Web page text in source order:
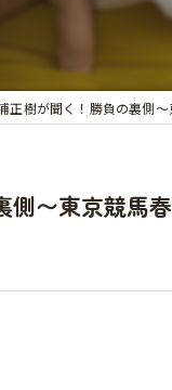
正樹が聞く！勝負の裏
側〜東京競馬